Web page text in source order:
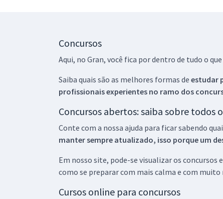
Concursos
Aqui, no Gran, você fica por dentro de tudo o
Saiba quais são as melhores formas de estudar
profissionais experientes no ramo dos
Concursos abertos: saiba sobre todos
Conte com a nossa ajuda para ficar sabendo
manter sempre atualizado, isso porque um
Em nosso site, pode-se visualizar os
como se preparar com mais calma e com muito
Cursos online para concursos